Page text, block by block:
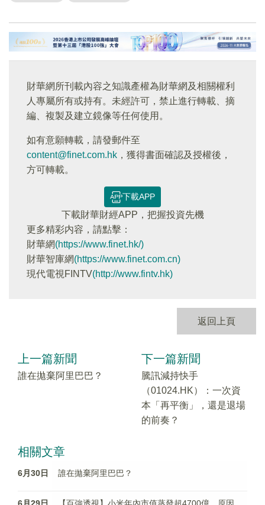
財華網所刊載內容之知識產權為財華網及相關權利
人專屬所有或持有。未經許可，禁止進行轉載、摘
編、複製及建立鏡像等任何使用。
如有意願轉載，請發郵件至
content@finet.com.hk ，獲得書面確認及授權後，
方可轉載。
下載APP
下載財華財經APP，把握投資先機
更多精彩内容，請點擊：
財華網(https://www.finet.hk/)
財華智庫網(https://www.finet.com.cn)
現代電視FINTV(http://www.fintv.hk)
返回上頁
上一篇新聞
誰在拋棄阿里巴巴？
下一篇新聞
騰訊減持快手
（01024.HK）：一次資
本「再平衡」，還是退場
的前奏？
相關文章
6月30日 誰在拋棄阿里巴巴？